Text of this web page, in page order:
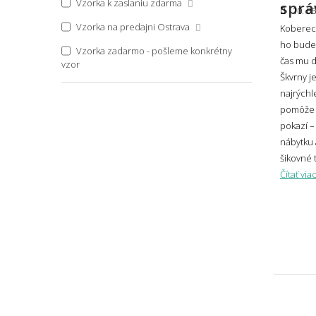
48x75
48x76
Vintage
Vzorka na predajni Ostrava
Vzorka zadarmo - pošleme konkrétny
vzor
Aký
10.
ho
čas mu
Škvrny
pokazí
nábytku
šikovné
Čítať viac